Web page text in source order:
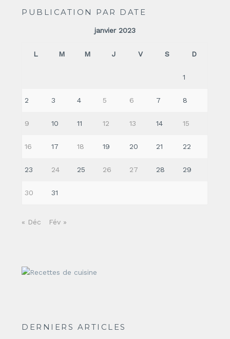
PUBLICATION PAR DATE
janvier 2023
L M M J V S D
1
2 3 4 5 6 7 8
9 10 11 12 13 14 15
16 17 18 19 20 21 22
23 24 25 26 27 28 29
30 31
« Déc Fév »
DERNIERS ARTICLES